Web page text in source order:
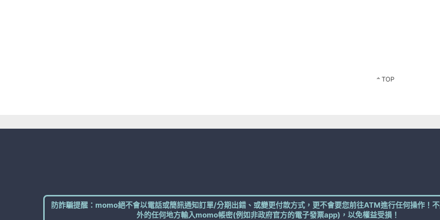
TOP
防詐騙提醒：momo絕不會以電話或簡訊通知訂單/分期出錯、或變更付款方式，更不會要您前往ATM進行任何操作！
外的任何地方輸入momo帳密(例如非政府官方的電子發票app)，以免權益受損！